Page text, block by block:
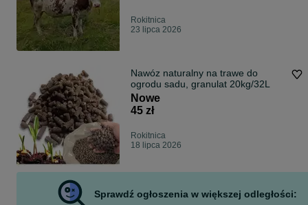
Rokitnica
23 lipca 2026
Nawóz naturalny na trawe do
ogrodu sadu, granulat 20kg/32L
Nowe
45 zł
Rokitnica
18 lipca 2026
Sprawdź ogłoszenia w większej odległości: